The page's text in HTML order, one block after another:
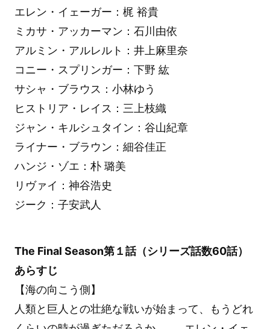
エレン・イェーガー：梶 裕貴
ミカサ・アッカーマン：石川由依
アルミン・アルレルト：井上麻里奈
コニー・スプリンガー：下野 紘
サシャ・ブラウス：小林ゆう
ヒストリア・レイス：三上枝織
ジャン・キルシュタイン：谷山紀章
ライナー・ブラウン：細谷佳正
ハンジ・ゾエ：朴 璐美
リヴァイ：神谷浩史
ジーク：子安武人
The Final Season第１話（シリーズ話数60話）
あらすじ
【海の向こう側】
人類と巨人との壮絶な戦いが始まって、もうどれ